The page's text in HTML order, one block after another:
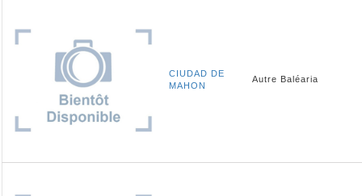
CIUDAD DE
MAHON
Autre Baléaria